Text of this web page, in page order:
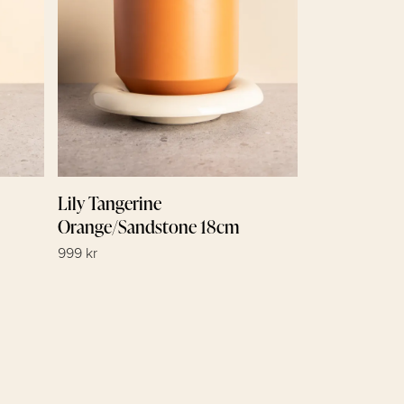
Lily Tangerine
Orange/Sandstone 18cm
999 kr